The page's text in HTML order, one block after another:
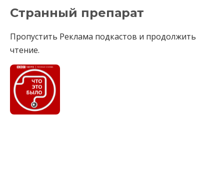
Странный препарат
Пропустить Реклама подкастов и продолжить
чтение.